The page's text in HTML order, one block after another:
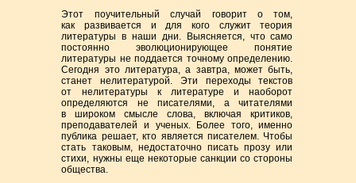
Этот поучительный случай говорит о том,
как развивается и для кого служит теория
литературы в наши дни. Выясняется, что само
постоянно эволюционирующее понятие
литературы не поддается точному определению.
Сегодня это литература, а завтра, может быть,
станет нелитературой. Эти переходы текстов
от нелитературы к литературе и наоборот
определяются не писателями, а читателями
в широком смысле слова, включая критиков,
преподавателей и ученых. Более того, именно
публика решает, кто является писателем. Чтобы
стать таковым, недостаточно писать прозу или
стихи, нужны еще некоторые санкции со стороны
общества.